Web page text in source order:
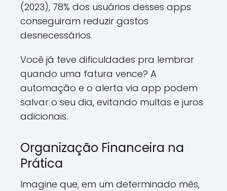
(2023), 78% dos usuários desses apps
conseguiram reduzir gastos
desnecessários.
Você já teve dificuldades pra lembrar
quando uma fatura vence? A
automação e o alerta via app podem
salvar o seu dia, evitando multas e juros
adicionais.
Organização Financeira na
Prática
Imagine que, em um determinado mês,